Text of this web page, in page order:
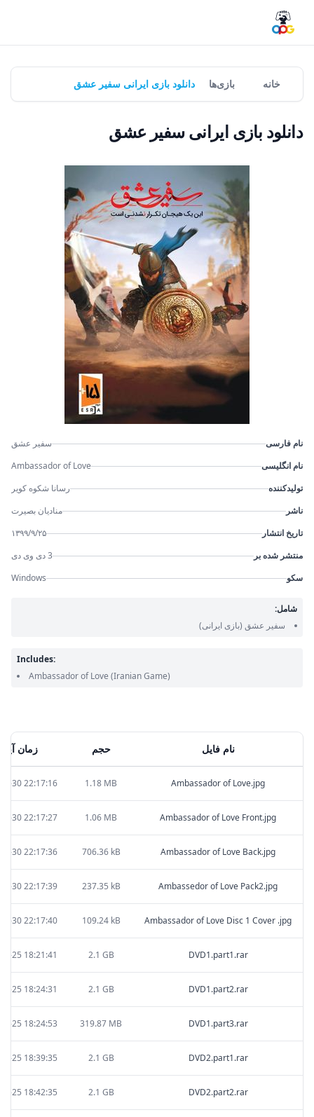
خانه بازی‌ها دانلود بازی ایرانی سفیر عشق
دانلود بازی ایرانی سفیر عشق
نام فایل حجم زمان
Ambassador of Love.jpg
1.18 MB
30 22:17:16
Ambassador of Love Front.jpg
1.06 MB
30 22:17:27
Ambassador of Love Back.jpg
706.36 kB
30 22:17:36
Ambassedor of Love Pack2.jpg
237.35 kB
30 22:17:39
Ambassador of Love Disc 1 Cover .jpg
109.24 kB
30 22:17:40
DVD1.part1.rar
2.1 GB
25 18:21:41
DVD1.part2.rar
2.1 GB
25 18:24:31
DVD1.part3.rar
319.87 MB
25 18:24:53
DVD2.part1.rar
2.1 GB
25 18:39:35
DVD2.part2.rar
2.1 GB
25 18:42:35
نام فارسی
سفیر عشق
نام انگلیسی
Ambassador of Love
تولیدکننده
رسانا شکوه کویر
ناشر
منادیان بصیرت
تاریخ انتشار
۱۳۹۹/۹/۲۵
منتشر شده بر
3 دی وی دی
سکو
Windows
شامل:
سفیر عشق (بازی ایرانی)
Includes:
Ambassador of Love (Iranian Game)